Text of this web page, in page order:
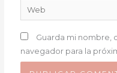
Web
Guarda mi nombre,
navegador para la